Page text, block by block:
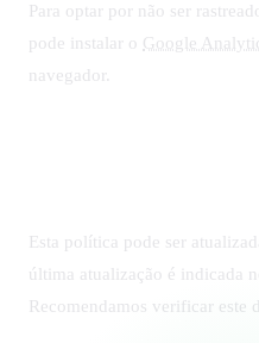
Para optar por não ser
pode instalar o Google
navegador.
Esta política pode ser
última atualização é indicada
Recomendamos verificar este